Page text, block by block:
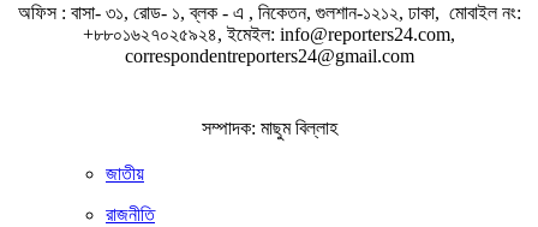
অফিস : বাসা- ৩১, রোড- ১, ব্লক - এ , নিকেতন, গুলশান-১২১২, ঢাকা, মোবাইল নং:
+৮৮০১৬২৭০২৫৯২৪, ইমেইল: info@reporters24.com,
correspondentreporters24@gmail.com
সম্পাদক: মাছুম বিল্লাহ
জাতীয়
রাজনীতি